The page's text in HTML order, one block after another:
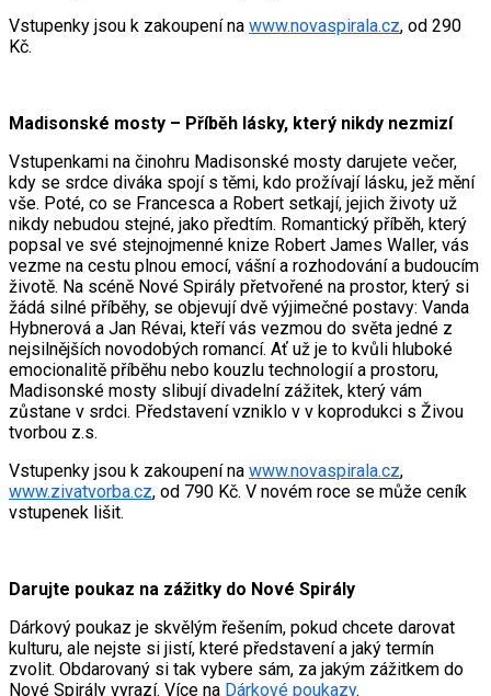
Vstupenky jsou k zakoupení na www.novaspirala.cz, od 290
Kč.
Madisonské mosty – Příběh lásky, který nikdy nezmizí
Vstupenkami na činohru Madisonské mosty darujete večer,
kdy se srdce diváka spojí s těmi, kdo prožívají lásku, jež mění
vše. Poté, co se Francesca a Robert setkají, jejich životy už
nikdy nebudou stejné, jako předtím. Romantický příběh, který
popsal ve své stejnojmenné knize Robert James Waller, vás
vezme na cestu plnou emocí, vášní a rozhodování a budoucím
životě. Na scéně Nové Spirály přetvořené na prostor, který si
žádá silné příběhy, se objevují dvě výjimečné postavy: Vanda
Hybnerová a Jan Révai, kteří vás vezmou do světa jedné z
nejsilnějších novodobých romancí. Ať už je to kvůli hluboké
emocionalitě příběhu nebo kouzlu technologií a prostoru,
Madisonské mosty slibují divadelní zážitek, který vám
zůstane v srdci. Představení vzniklo v v koprodukci s Živou
tvorbou z.s.
Vstupenky jsou k zakoupení na www.novaspirala.cz,
www.zivatvorba.cz, od 790 Kč. V novém roce se může ceník
vstupenek lišit.
Darujte poukaz na zážitky do Nové Spirály
Dárkový poukaz je skvělým řešením, pokud chcete darovat
kulturu, ale nejste si jistí, které představení a jaký termín
zvolit. Obdarovaný si tak vybere sám, za jakým zážitkem do
Nové Spirály vyrazí. Více na Dárkové poukazy.